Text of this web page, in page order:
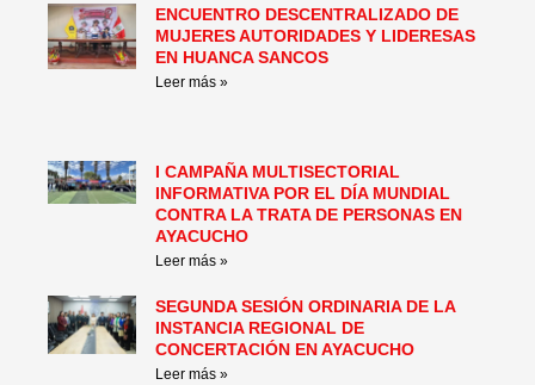
ENCUENTRO DESCENTRALIZADO DE
MUJERES AUTORIDADES Y LIDERESAS
EN HUANCA SANCOS
Leer más »
I CAMPAÑA MULTISECTORIAL
INFORMATIVA POR EL DÍA MUNDIAL
CONTRA LA TRATA DE PERSONAS EN
AYACUCHO
Leer más »
SEGUNDA SESIÓN ORDINARIA DE LA
INSTANCIA REGIONAL DE
CONCERTACIÓN EN AYACUCHO
Leer más »